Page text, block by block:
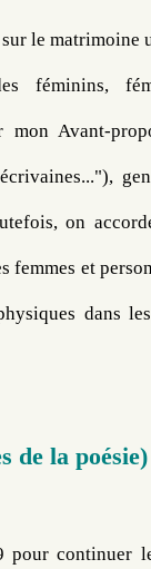
le matrimoine
féminins,
mon Avant-
on
et
dans
de la
pour continuer